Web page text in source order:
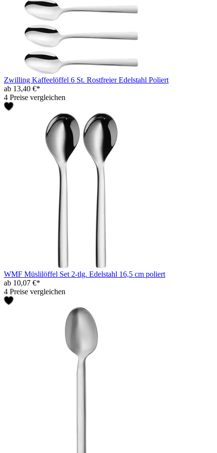
Zwilling Kaffeelöffel 6 St. Rostfreier Edelstahl Poliert
ab 13,40 €*
4 Preise vergleichen
WMF Müslilöffel Set 2-tlg. Edelstahl 16,5 cm poliert
ab 10,07 €*
4 Preise vergleichen